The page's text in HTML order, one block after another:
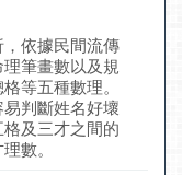
依據民間流傳
筆畫數以及規
等五種數理。
判斷姓名好壞
及三才之間的
數。